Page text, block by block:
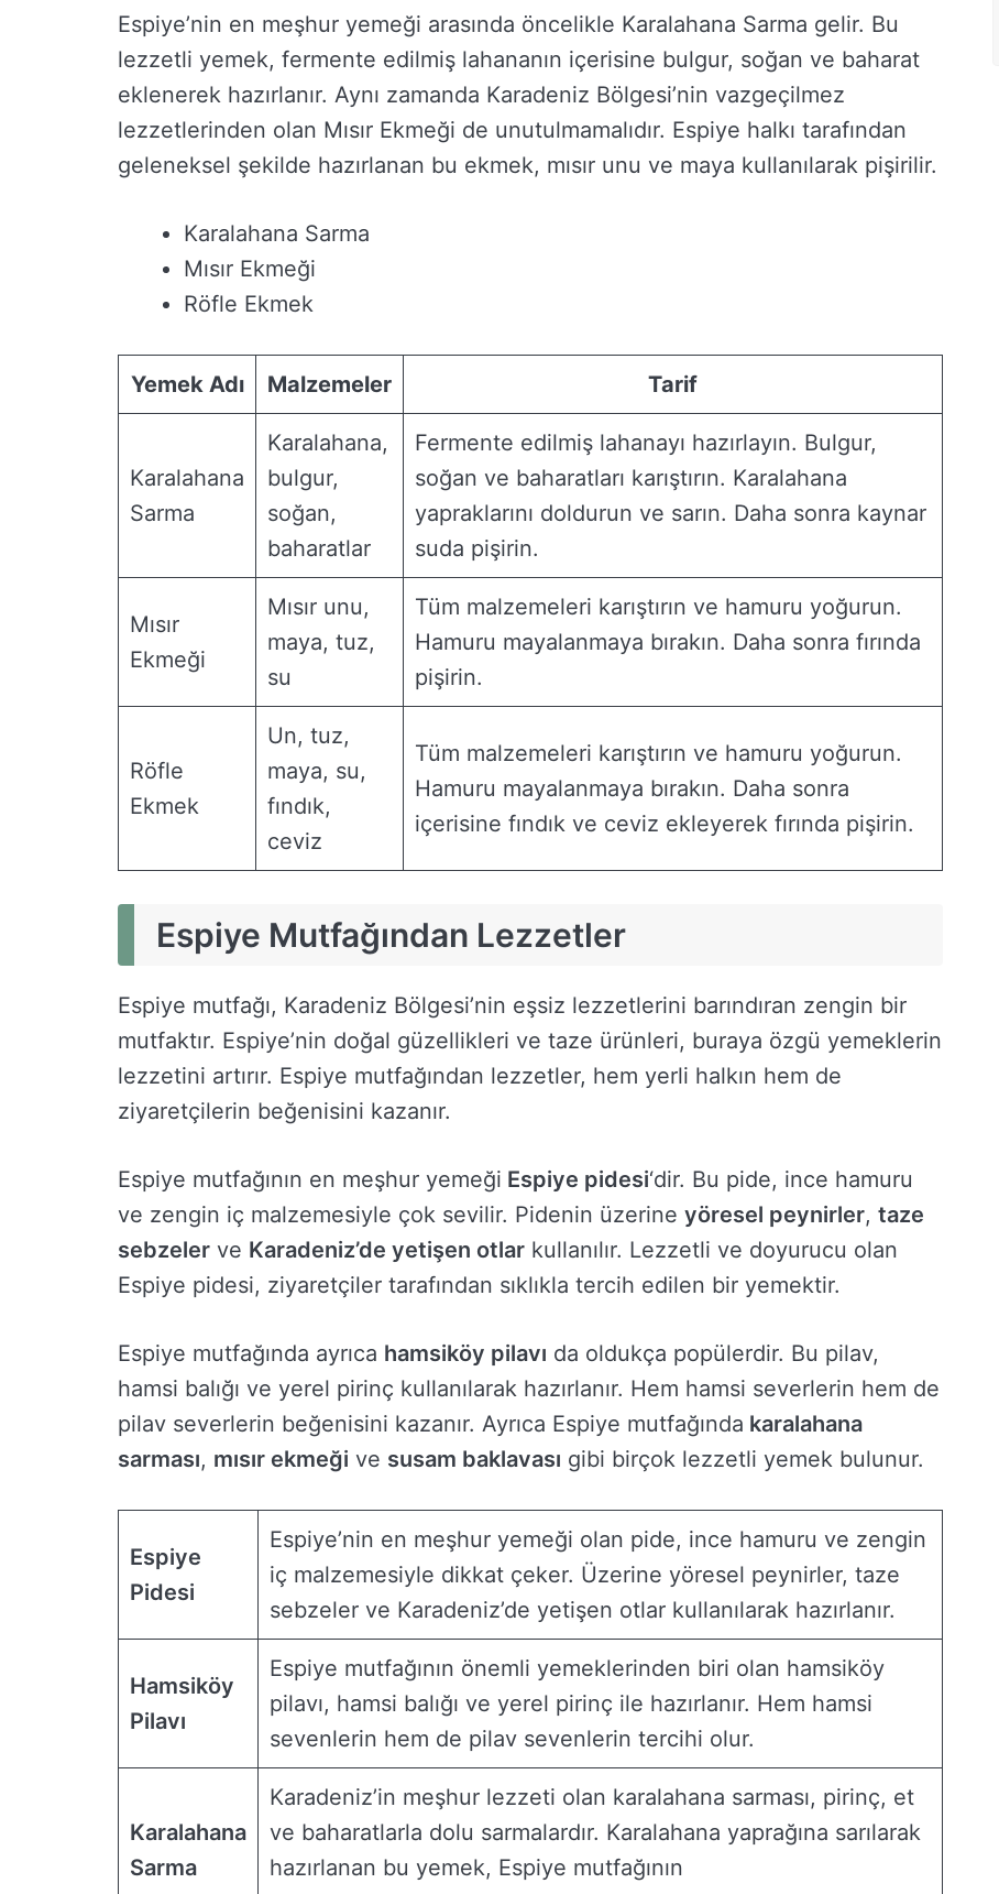
Espiye’nin en meşhur yemeği arasında öncelikle Karalahana Sarma gelir. Bu
lezzetli yemek, fermente edilmiş lahananın içerisine bulgur, soğan ve baharat
eklenerek hazırlanır. Aynı zamanda Karadeniz Bölgesi’nin vazgeçilmez
lezzetlerinden olan Mısır Ekmeği de unutulmamalıdır. Espiye halkı tarafından
geleneksel şekilde hazırlanan bu ekmek, mısır unu ve maya kullanılarak pişirilir.
Karalahana Sarma
Mısır Ekmeği
Röfle Ekmek
Yemek Adı Malzemeler Tarif
Karalahana
Sarma
Karalahana,
bulgur,
soğan,
baharatlar
Fermente edilmiş lahanayı hazırlayın. Bulgur,
soğan ve baharatları karıştırın. Karalahana
yapraklarını doldurun ve sarın. Daha sonra kaynar
suda pişirin.
Mısır
Ekmeği
Mısır unu,
maya, tuz,
su
Tüm malzemeleri karıştırın ve hamuru yoğurun.
Hamuru mayalanmaya bırakın. Daha sonra fırında
pişirin.
Röfle
Ekmek
Un, tuz,
maya, su,
fındık,
ceviz
Tüm malzemeleri karıştırın ve hamuru yoğurun.
Hamuru mayalanmaya bırakın. Daha sonra
içerisine fındık ve ceviz ekleyerek fırında pişirin.
Espiye Mutfağından Lezzetler
Espiye mutfağı, Karadeniz Bölgesi’nin eşsiz lezzetlerini barındıran zengin bir
mutfaktır. Espiye’nin doğal güzellikleri ve taze ürünleri, buraya özgü yemeklerin
lezzetini artırır. Espiye mutfağından lezzetler, hem yerli halkın hem de
ziyaretçilerin beğenisini kazanır.
Espiye mutfağının en meşhur yemeği Espiye pidesi‘dir. Bu pide, ince hamuru
ve zengin iç malzemesiyle çok sevilir. Pidenin üzerine yöresel peynirler, taze
sebzeler ve Karadeniz’de yetişen otlar kullanılır. Lezzetli ve doyurucu olan
Espiye pidesi, ziyaretçiler tarafından sıklıkla tercih edilen bir yemektir.
Espiye mutfağında ayrıca hamsiköy pilavı da oldukça popülerdir. Bu pilav,
hamsi balığı ve yerel pirinç kullanılarak hazırlanır. Hem hamsi severlerin hem de
pilav severlerin beğenisini kazanır. Ayrıca Espiye mutfağında karalahana
sarması, mısır ekmeği ve susam baklavası gibi birçok lezzetli yemek bulunur.
Espiye
Pidesi
Espiye’nin en meşhur yemeği olan pide, ince hamuru ve zengin
iç malzemesiyle dikkat çeker. Üzerine yöresel peynirler, taze
sebzeler ve Karadeniz’de yetişen otlar kullanılarak hazırlanır.
Hamsiköy
Pilavı
Espiye mutfağının önemli yemeklerinden biri olan hamsiköy
pilavı, hamsi balığı ve yerel pirinç ile hazırlanır. Hem hamsi
sevenlerin hem de pilav sevenlerin tercihi olur.
Karalahana
Sarma
Karadeniz’in meşhur lezzeti olan karalahana sarması, pirinç, et
ve baharatlarla dolu sarmalardır. Karalahana yaprağına sarılarak
hazırlanan bu yemek, Espiye mutfağının